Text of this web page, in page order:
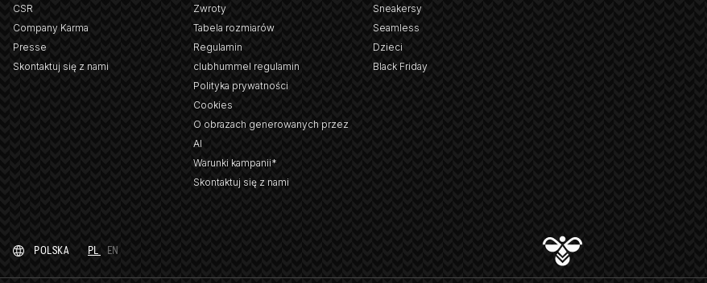
CSR
Company Karma
Presse
Skontaktuj się z nami
Zwroty
Tabela rozmiarów
Regulamin
clubhummel regulamin
Polityka prywatności
Cookies
O obrazach generowanych przez
AI
Warunki kampanii*
Skontaktuj się z nami
Sneakersy
Seamless
Dzieci
Black Friday
POLSKA PL EN